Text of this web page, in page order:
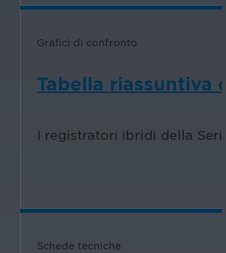
Grafici di confronto
Tabella riassuntiva
I registratori ibridi della
Schede tecniche